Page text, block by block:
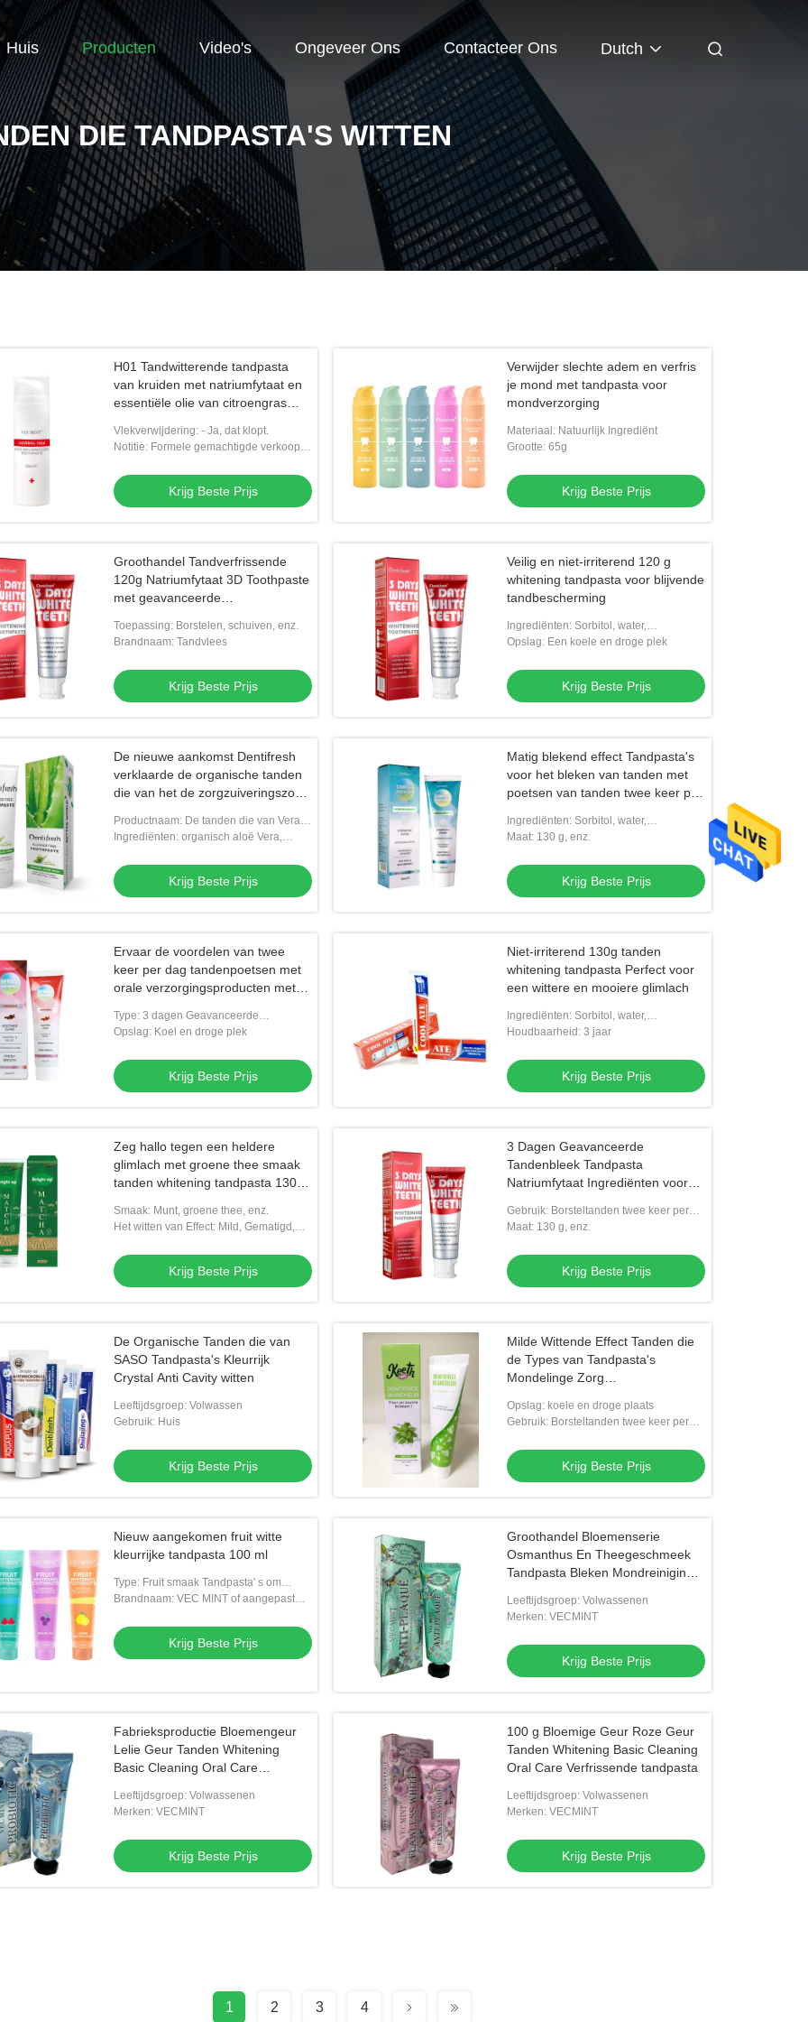
Huis Producten Video's Ongeveer Ons Contacteer Ons Dutch
DIE TANDPASTA'S WITTEN
die Reinigende
Beste Prijs
Volwassen Whitening Verfrissend
Fluoridevrij
Krijg Beste Prijs
H01 Tandwitterende tandpasta
van kruiden met natriumfytaat en
essentiële olie van citroengras
exogene vlekken
Vlekverwijdering: - Ja, dat klopt.
Notitie: Formele gemachtigde verkoop,
Krijg Beste Prijs
Verwijder slechte adem en verfris
je mond met tandpasta voor
mondverzorging
Materiaal: Natuurlijk Ingrediënt
Grootte: 65g
Krijg Beste Prijs
Groothandel Tandverfrissende
120g Natriumfytaat 3D Toothpaste
met geavanceerde
Toepassing: Borstelen, schuiven, enz.
Brandnaam: Tandvlees
Krijg Beste Prijs
Veilig en niet-irriterend 120 g
whitening tandpasta voor blijvende
tandbescherming
Ingrediënten: Sorbitol, water,
zuiveringszout, natriumfytaat.
Opslag: Een koele en droge plek
Krijg Beste Prijs
De nieuwe aankomst Dentifresh
verklaarde de organische tanden
die van het de zorgzuiveringszout
toothpa van het installatieuittreksel
witten
Productnaam: De tanden die van Vera
van het Dentifreshaloë tandpasta witten
Ingrediënten: organisch aloë Vera,
Krijg Beste Prijs
Matig blekend effect Tandpasta's
voor het bleken van tanden met
poetsen van tanden twee keer per
natriumfytaat
Ingrediënten: Sorbitol, water,
zuiveringszout, natriumfytaat.
Maat: 130 g, enz.
Krijg Beste Prijs
Ervaar de voordelen van twee
keer per dag tandenpoetsen met
orale verzorgingsproducten met
Type: 3 dagen Geavanceerde
tandblekende tandpasta's
Opslag: Koel en droge plek
Krijg Beste Prijs
Niet-irriterend 130g tanden
whitening tandpasta Perfect voor
een wittere en mooiere glimlach
Ingrediënten: Sorbitol, water,
zuiveringszout, natriumfytaat.
Houdbaarheid: 3 jaar
Krijg Beste Prijs
Zeg hallo tegen een heldere
glimlach met groene thee smaak
tanden whitening tandpasta 130g
Smaak: Munt, groene thee, enz.
Het witten van Effect: Mild, Gematigd,
Krijg Beste Prijs
3 Dagen Geavanceerde
Tandenbleek Tandpasta
Natriumfytaat Ingrediënten voor
Gebruik: Borsteltanden twee keer per
dag
Maat: 130 g, enz.
Krijg Beste Prijs
De Organische Tanden die van
SASO Tandpasta's Kleurrijk
Crystal Anti Cavity witten
Leeftijdsgroep: Volwassen
Gebruik: Huis
Krijg Beste Prijs
Milde Wittende Effect Tanden die
de Types van Tandpasta's
Mondelinge Zorg
Opslag: koele en droge plaats
Gebruik: Borsteltanden twee keer per
Krijg Beste Prijs
Nieuw aangekomen fruit witte
kleurrijke tandpasta 100 ml
Type: Fruit smaak Tandpasta' s om
tanden wit te maken
Brandnaam: VEC MINT of aangepast
Krijg Beste Prijs
Groothandel Bloemenserie
Osmanthus En Theegeschmeek
Tandpasta Bleken Mondreiniging
Leeftijdsgroep: Volwassenen
Merken: VECMINT
Krijg Beste Prijs
Fabrieksproductie Bloemengeur
Lelie Geur Tanden Whitening
Basic Cleaning Oral Care
Leeftijdsgroep: Volwassenen
Merken: VECMINT
Krijg Beste Prijs
100 g Bloemige Geur Roze Geur
Tanden Whitening Basic Cleaning
Oral Care Verfrissende tandpasta
Leeftijdsgroep: Volwassenen
Merken: VECMINT
Krijg Beste Prijs
1 2 3 4